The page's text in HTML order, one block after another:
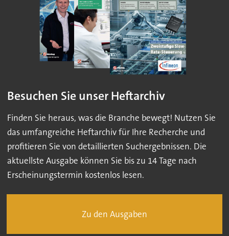
Besuchen Sie unser Heftarchiv
Finden Sie heraus, was die Branche bewegt! Nutzen Sie
das umfangreiche Heftarchiv für Ihre Recherche und
profitieren Sie von detaillierten Suchergebnissen. Die
aktuellste Ausgabe können Sie bis zu 14 Tage nach
Erscheinungstermin kostenlos lesen.
Zu den Ausgaben